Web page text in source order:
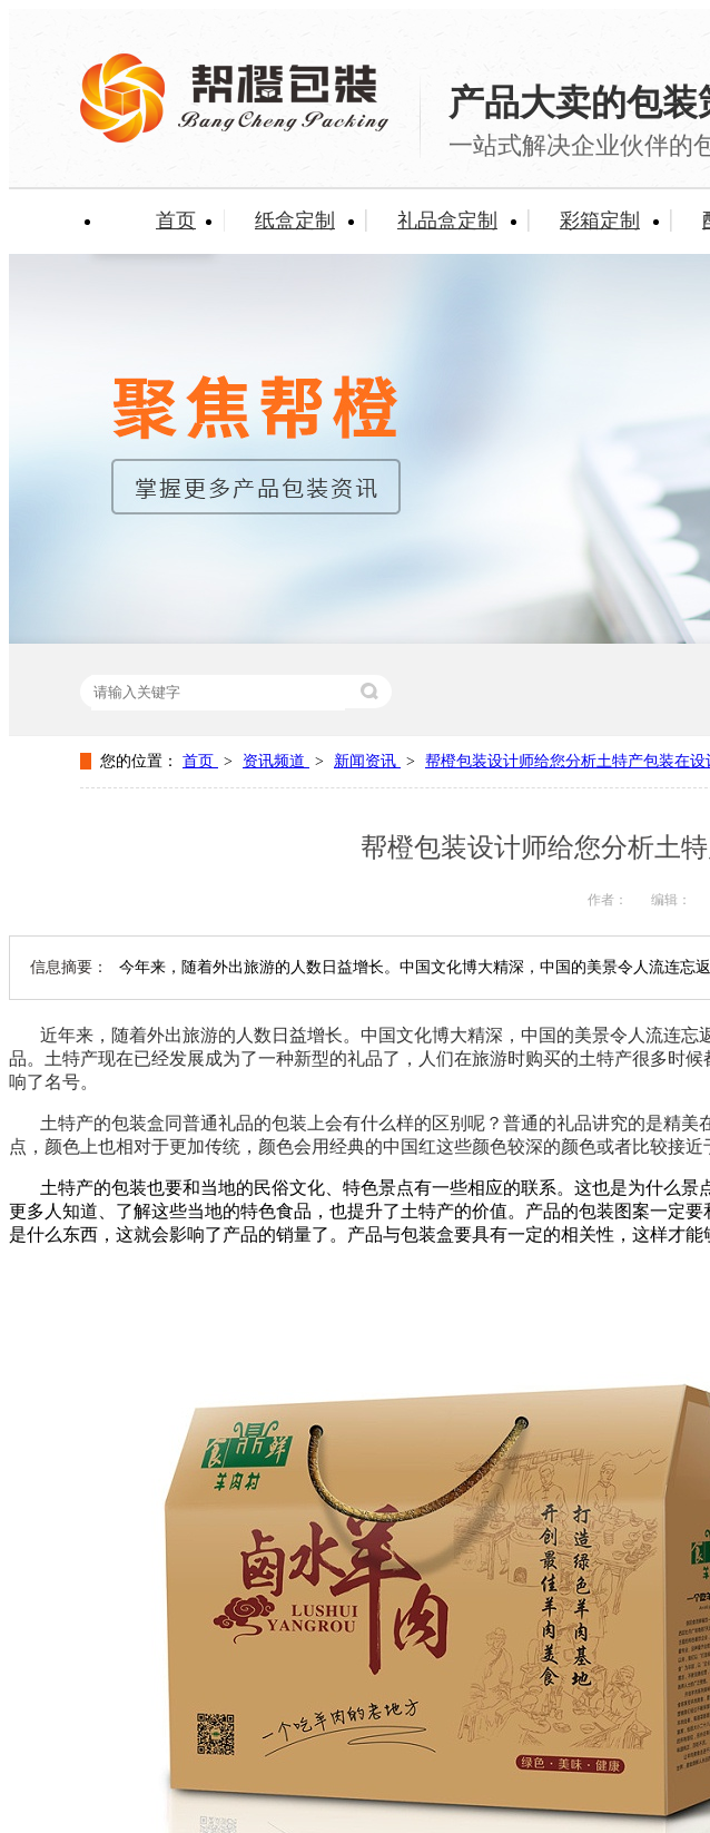
产品大卖的包
一站式解决企业伙伴的
首页 纸盒定制 礼品盒定制 彩箱定制
热门关键词： 纸盒包装厂家 纸盒包装设计 包装纸盒生产厂家 河南礼品盒定制
您的位置： 首页 > 资讯频道 > 新闻资讯 > 帮橙包装设计师给您分析土特产包装在设
帮橙包装设计师给您分析土
作者： 编辑：
信息摘要： 今年来，随着外出旅游的人数日益增长。中国文化博大精深，中国的美景令人流连
近年来，随着外出旅游的人数日益增长。中国文化博大精深，中国的美景令人流连忘
品。土特产现在已经发展成为了一种新型的礼品了，人们在旅游时购买的土特产很多时
响了名号。
土特产的包装盒同普通礼品的包装上会有什么样的区别呢？普通的礼品讲究的是精美
点，颜色上也相对于更加传统，颜色会用经典的中国红这些颜色较深的颜色或者比较接近
土特产的包装也要和当地的民俗文化、特色景点有一些相应的联系。这也是为什么景
更多人知道、了解这些当地的特色食品，也提升了土特产的价值。产品的包装图案一定
是什么东西，这就会影响了产品的销量了。产品与包装盒要具有一定的相关性，这样才